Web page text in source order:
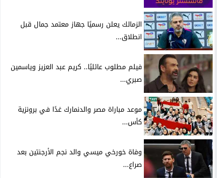
الزمالك يعلن رسميًا جهاز معتمد جمال قبل
انطلاق...
فيلم مطلوب عائليًا.. كريم عبد العزيز وياسمين
صبري...
موعد مباراة مصر والدنمارك غدًا في برونزية
كأس...
وفاة خورخي ميسي والد نجم الأرجنتين بعد
صراع...